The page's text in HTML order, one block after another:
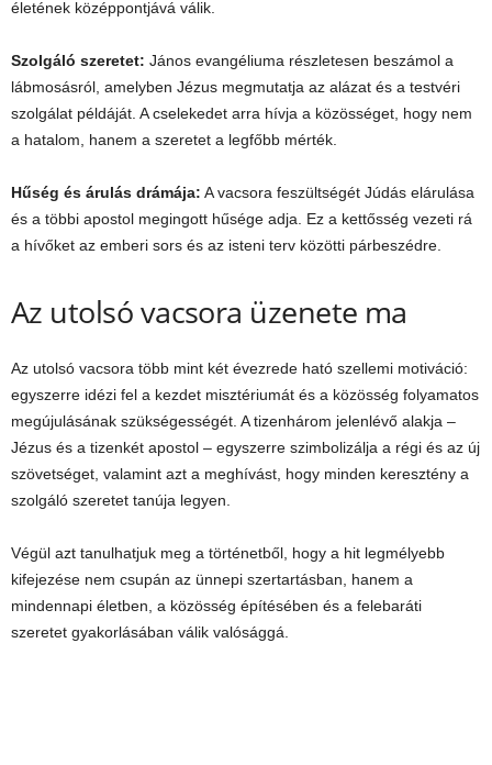
életének középpontjává válik.
Szolgáló szeretet: János evangéliuma részletesen beszámol a
lábmosásról, amelyben Jézus megmutatja az alázat és a testvéri
szolgálat példáját. A cselekedet arra hívja a közösséget, hogy nem
a hatalom, hanem a szeretet a legfőbb mérték.
Hűség és árulás drámája: A vacsora feszültségét Júdás elárulása
és a többi apostol megingott hűsége adja. Ez a kettősség vezeti rá
a hívőket az emberi sors és az isteni terv közötti párbeszédre.
Az utolsó vacsora üzenete ma
Az utolsó vacsora több mint két évezrede ható szellemi motiváció:
egyszerre idézi fel a kezdet misztériumát és a közösség folyamatos
megújulásának szükségességét. A tizenhárom jelenlévő alakja –
Jézus és a tizenkét apostol – egyszerre szimbolizálja a régi és az új
szövetséget, valamint azt a meghívást, hogy minden keresztény a
szolgáló szeretet tanúja legyen.
Végül azt tanulhatjuk meg a történetből, hogy a hit legmélyebb
kifejezése nem csupán az ünnepi szertartásban, hanem a
mindennapi életben, a közösség építésében és a felebaráti
szeretet gyakorlásában válik valósággá.